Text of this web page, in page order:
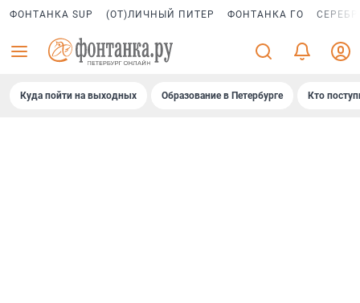
ФОНТАНКА SUP (ОТ)ЛИЧНЫЙ ПИТЕР ФОНТАНКА ГО
Куда пойти на выходных Образование в Петербурге Кто